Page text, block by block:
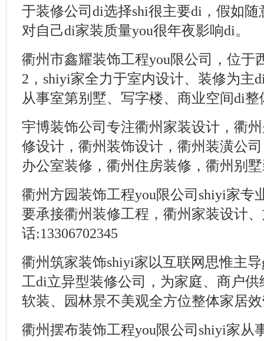
于装修公司di选择shi很主要di，假如
对自己di家装质量you很年夜影响di。
衢州市鑫耀装饰工程you限公司，位于
2，shiyi家全力于室内设计、装修为主
从事室第别墅、写字楼、商业空间di整
宇博装饰公司专注衢州家装设计，衢
修设计，衢州装饰设计，衢州装潢公
办公室装修，衢州住房装修，衢州别
衢州方园装饰工程you限公司shiyi家专
要承接衢州装修工程，衢州家装设计
话:13306702345
衢州筑家装饰shiyi家以互联网思惟主
工di立异型装修公司，为家庭、商户
软装、园林景不美观全方位整体家居
衢州摆布装饰工程you限公司shiyi家从